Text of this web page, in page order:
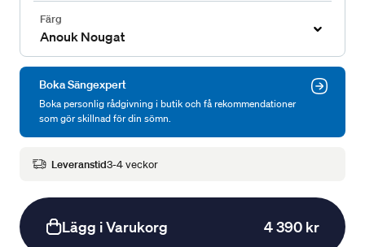
Färg
Anouk Nougat
Boka Sängexpert
Boka personlig rådgivning i butik och få rekommendationer
som gör skillnad för din sömn.
Leveranstid3-4 veckor
Lägg i Varukorg 4 390 kr